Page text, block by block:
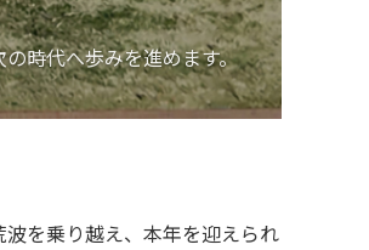
時代へ歩みを進めます。
を乗り越え、本年を迎えられ